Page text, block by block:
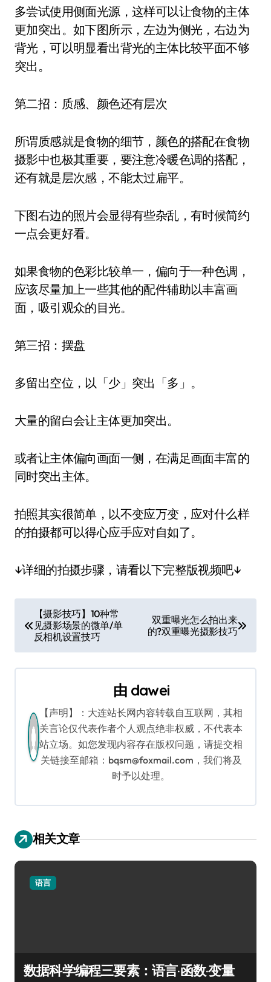
多尝试使用侧面光源，这样可以让食物的主体
更加突出。如下图所示，左边为侧光，右边为
背光，可以明显看出背光的主体比较平面不够
突出。
第二招：质感、颜色还有层次
所谓质感就是食物的细节，颜色的搭配在食物
摄影中也极其重要，要注意冷暖色调的搭配，
还有就是层次感，不能太过扁平。
下图右边的照片会显得有些杂乱，有时候简约
一点会更好看。
如果食物的色彩比较单一，偏向于一种色调，
应该尽量加上一些其他的配件辅助以丰富画
面，吸引观众的目光。
第三招：摆盘
多留出空位，以「少」突出「多」。
大量的留白会让主体更加突出。
或者让主体偏向画面一侧，在满足画面丰富的
同时突出主体。
拍照其实很简单，以不变应万变，应对什么样
的拍摄都可以得心应手应对自如了。
↓详细的拍摄步骤，请看以下完整版视频吧↓
章
导
【摄影技巧】10种常
见摄影场景的微单/单
反相机设置技巧
双重曝光怎么拍出来
的?双重曝光摄影技巧
由 dawei
【声明】：大连站长网内容转载自互联网，其相
关言论仅代表作者个人观点绝非权威，不代表本
站立场。如您发现内容存在版权问题，请提交相
关链接至邮箱：bqsm@foxmail.com，我们将及
时予以处理。
相关文章
语言
数据科学编程三要素：语言·函数·变量